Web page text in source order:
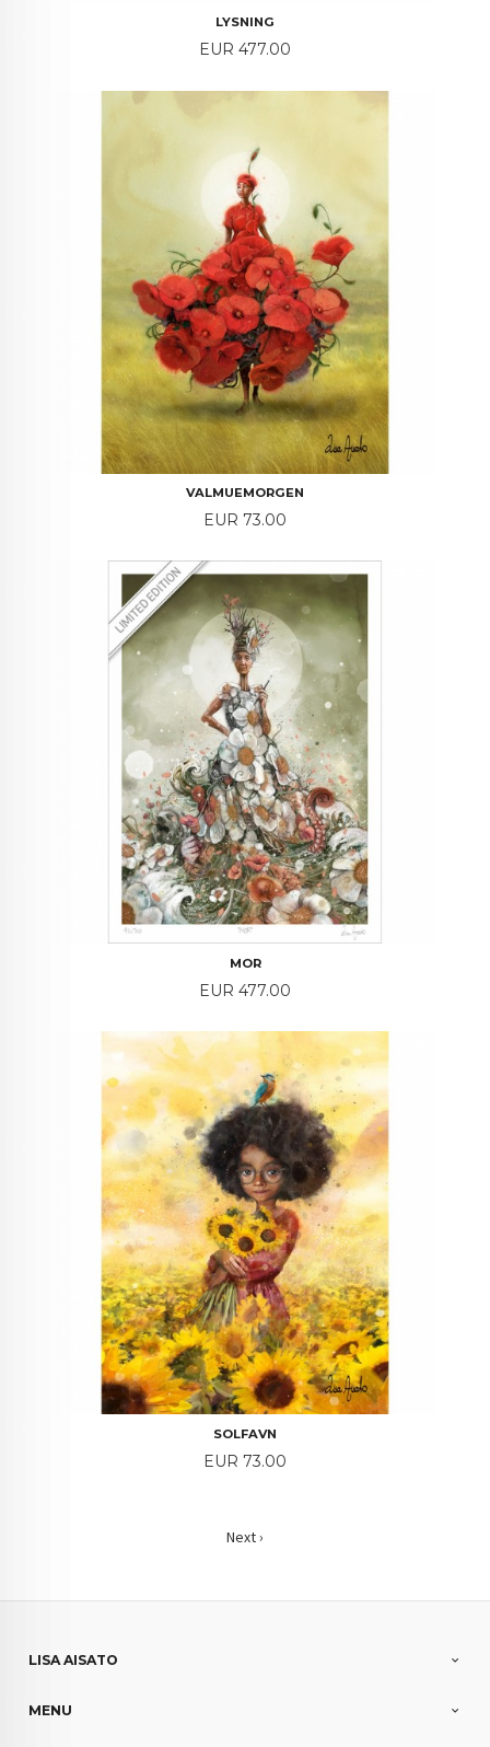
LYSNING
Price
EUR 477.00
VALMUEMORGEN
Price
EUR 73.00
MOR
Price
EUR 477.00
SOLFAVN
Price
EUR 73.00
Next ›
LISA AISATO
MENU